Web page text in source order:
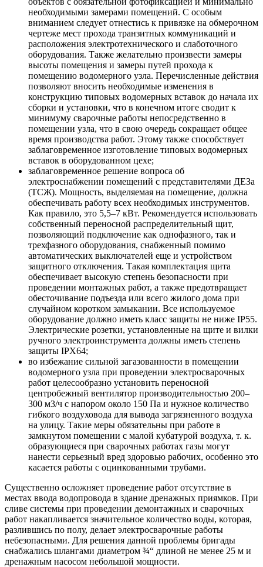
необходимыми замерами помещений. С особым
вниманием следует отнестись к привязке на обмерочном
чертеже мест прохода транзитных коммуникаций и
расположения электротехнического и слаботочного
оборудования. Также желательно произвести замеры
высоты помещения и замеры путей прохода к
помещению водомерного узла. Перечисленные действия
позволяют вносить необходимые изменения в
конструкцию типовых водомерных вставок до начала их
сборки и установки, что в конечном итоге сводит к
минимуму сварочные работы непосредственно в
помещении узла, что в свою очередь сокращает общее
время производства работ. Этому также способствует
заблаговременное изготовление типовых водомерных
вставок в оборудованном цехе;
заблаговременное решение вопроса об
электроснабжении помещений с представителями ДЕЗа
(ТСЖ). Мощность, выделяемая на помещение, должна
обеспечивать работу всех необходимых инструментов.
Как правило, это 5,5–7 кВт. Рекомендуется использовать
собственный переносной распределительный щит,
позволяющий подключение как однофазного, так и
трехфазного оборудования, снабженный помимо
автоматических выключателей еще и устройством
защитного отключения. Такая комплектация щита
обеспечивает высокую степень безопасности при
проведении монтажных работ, а также предотвращает
обесточивание подъезда или всего жилого дома при
случайном коротком замыкании. Все используемое
оборудование должно иметь класс защиты не ниже IP55.
Электрические розетки, установленные на щите и вилки
ручного электроинструмента должны иметь степень
защиты IPX64;
во избежание сильной загазованности в помещении
водомерного узла при проведении электросварочных
работ целесообразно установить переносной
центробежный вентилятор производительностью 200–
300 м3/ч с напором около 150 Па и нужное количество
гибкого воздуховода для вывода загрязненного воздуха
на улицу. Такие меры обязательны при работе в
замкнутом помещении с малой кубатурой воздуха, т. к.
образующиеся при сварочных работах газы могут
нанести серьезный вред здоровью рабочих, особенно это
касается работы с оцинкованными трубами.
Существенно осложняет проведение работ отсутствие в
местах ввода водопровода в здание дренажных приямков. При
сливе системы при проведении демонтажных и сварочных
работ накапливается значительное количество воды, которая,
разлившись по полу, делает электросварочные работы
небезопасными. Для решения данной проблемы бригады
снабжались шлангами диаметром ¾“ длиной не менее 25 м и
дренажным насосом небольшой мощности.